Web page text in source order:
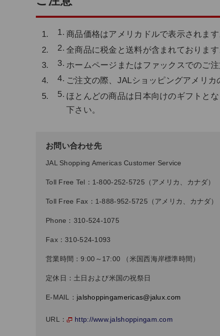
商品価格はアメリカドルで表示されま
全商品に税金と送料が含まれておりま
ホームページまたはファックスでのご
ご注文の際、JALショッピングアメリ
ほとんどの商品は日本向けのギフトと
下さい。
お問い合わせ先
JAL Shopping Americas Customer Service
Toll Free Tel：1-800-252-5725（アメリカ、カナダ）
Toll Free Fax：1-888-952-5725（アメリカ、カナダ）
Phone：310-524-1075
Fax：310-524-1093
営業時間：9:00～17:00 （米国西海岸標準時間）
定休日：土日および米国の祝祭日
E-MAIL： jalshoppingamericas@jalux.com
URL： http://www.jalshoppingam.com